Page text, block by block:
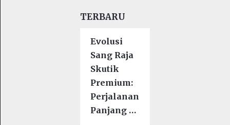
TERBARU
Evolusi
Sang Raja
Skutik
Premium:
Perjalanan
Panjang …